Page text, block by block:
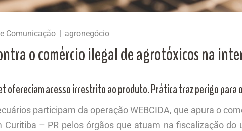
Comunicação agronegócio
o comércio ilegal de agrotóxicos na
ofereciam acesso irrestrito ao produto. Prática traz perigo para
participam da operação WEBCIDA, que apura o
– PR pelos órgãos que atuam na fiscalização